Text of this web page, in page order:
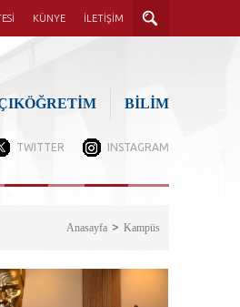
KÜNYE İLETİŞİM
BİLİM
TWITTER INSTAGRAM
Anasayfa Kampüs